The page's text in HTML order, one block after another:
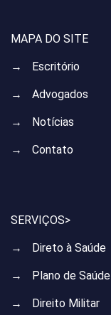
MAPA DO SITE
→ Escritório
→ Advogados
→ Notícias
→ Contato
SERVIÇOS>
→ Direto à Saúde
→ Plano de Saúde
→ Direito Militar